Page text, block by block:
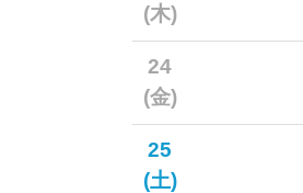
(木)
24
(金)
25
(土)